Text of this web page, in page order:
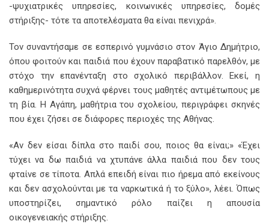
-ψυχιατρικές υπηρεσίες, κοινωνικές υπηρεσίες, δομές
στήριξης- τότε τα αποτελέσματα θα είναι πενιχρά».
Τον συναντήσαμε σε εσπερινό γυμνάσιο στον Άγιο Δημήτριο,
όπου φοιτούν και παιδιά που έχουν παραβατικό παρελθόν, με
στόχο την επανένταξη στο σχολικό περιβάλλον. Εκεί, η
καθημερινότητα συχνά φέρνει τους μαθητές αντιμέτωπους με
τη βία. Η Αγάπη, μαθήτρια του σχολείου, περιγράφει σκηνές
που έχει ζήσει σε διάφορες περιοχές της Αθήνας.
«Αν δεν είσαι δίπλα στο παιδί σου, ποιος θα είναι;» «Έχει
τύχει να δω παιδιά να χτυπάνε άλλα παιδιά που δεν τους
φταίνε σε τίποτα. Απλά επειδή είναι πιο ήρεμα από εκείνους
και δεν ασχολούνται με τα ναρκωτικά ή το ξύλο», λέει. Όπως
υποστηρίζει, σημαντικό ρόλο παίζει η απουσία
οικογενειακής στήριξης.